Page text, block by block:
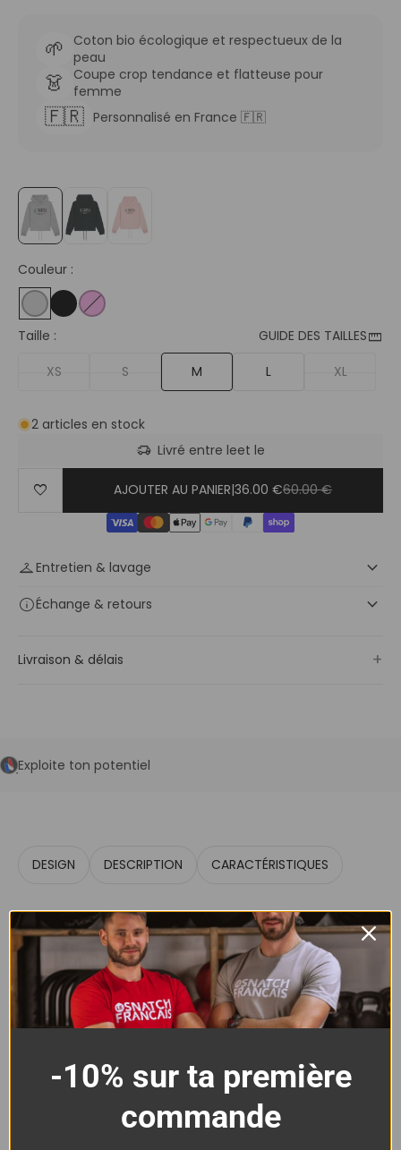
🌱
Coton bio écologique et respectueux de la
peau
👗
Coupe crop tendance et flatteuse pour
femme
🇫🇷 Personnalisé en France 🇫🇷
Couleur :
Taille : GUIDE DES TAILLESstraighten
XS S M L XL
2 articles en stock
delivery_truck_speed Livré entre leet le
favorite AJOUTER AU PANIER|36.00 €60.00 €
checkroomEntretien & lavage keyboard_arrow_down
infoÉchange & retours keyboard_arrow_down
Livraison & délais +
Exploite ton potentiel
DESIGN DESCRIPTION CARACTÉRISTIQUES
Sweat Crop Femme Cross
Training – Le Snatch
-10% sur ta première
commande